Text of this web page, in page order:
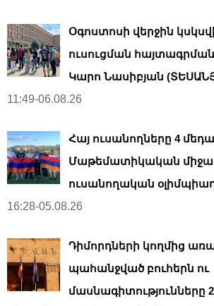
Օգոստոսի վերջին
ուսուցման
Կարո Նասիբյան
11:49-06.08.26
Հայ ուսանողները 4
Մաթեմատիկական
ուսանողական
16:28-05.08.26
Դիմորդների կողմից
պահանջված բուհերն ու
մասնագիտությունները